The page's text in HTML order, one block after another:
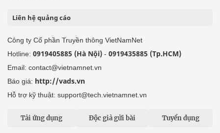
Liên hệ quảng cáo
Công ty Cổ phần Truyền thông VietNamNet
Hotline: 0919405885 (Hà Nội) - 0919435885 (Tp.HCM)
Email: contact@vietnamnet.vn
Báo giá: http://vads.vn
Hỗ trợ kỹ thuật: support@tech.vietnamnet.vn
Tải ứng dụng Độc giả gửi bài Tuyển dụng